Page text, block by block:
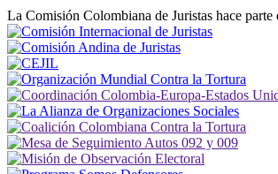
La Comisión Colombiana de Juristas hace parte